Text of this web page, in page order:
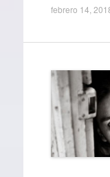
febrero 14,